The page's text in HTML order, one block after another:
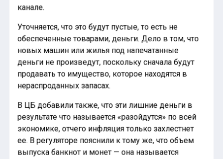
канале.
Уточняется, что это будут пустые, то есть не
обеспеченные товарами, деньги. Дело в том, что
новых машин или жилья под напечатанные
деньги не произведут, поскольку сначала будут
продавать то имущество, которое находятся в
нераспроданных запасах.
В ЦБ добавили также, что эти лишние деньги в
результате что называется «разойдутся» по всей
экономике, отчего инфляция только захлестнет
ее. В регуляторе пояснили к тому же, что объем
выпуска банкнот и монет — она называется